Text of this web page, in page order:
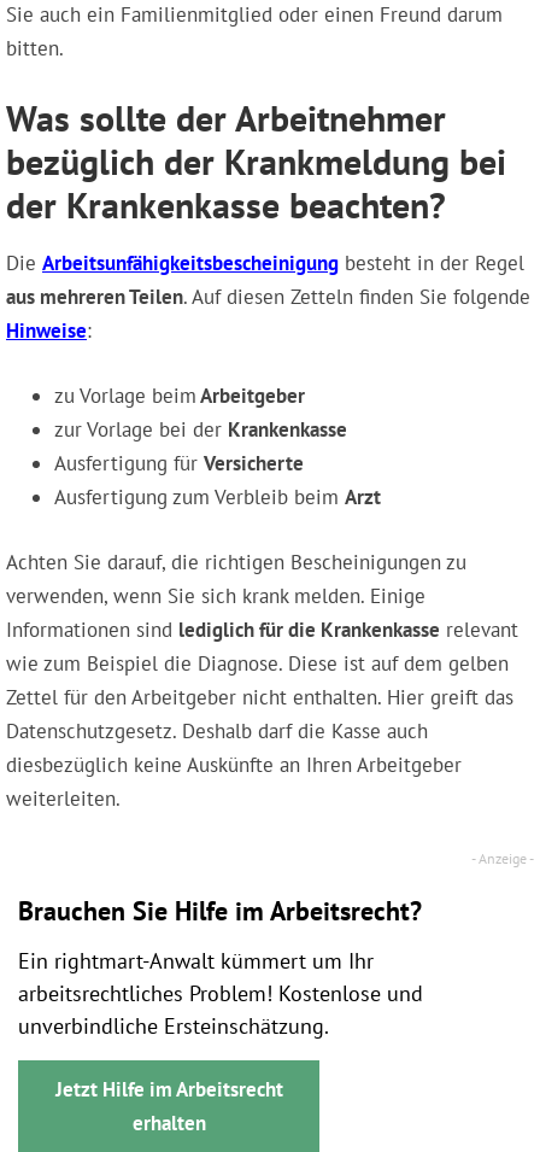
Sie auch ein Familienmitglied oder einen Freund darum
bitten.
Was sollte der Arbeitnehmer
bezüglich der Krankmeldung bei
der Krankenkasse beachten?
Die Arbeitsunfähigkeitsbescheinigung besteht in der Regel
aus mehreren Teilen. Auf diesen Zetteln finden Sie folgende
Hinweise:
zu Vorlage beimArbeitgeber
zur Vorlage bei der Krankenkasse
Ausfertigung für Versicherte
Ausfertigung zum Verbleib beim Arzt
Achten Sie darauf, die richtigen Bescheinigungen zu
verwenden, wenn Sie sich krank melden. Einige
Informationen sind lediglich für die Krankenkasse relevant
wie zum Beispiel die Diagnose. Diese ist auf dem gelben
Zettel für den Arbeitgeber nicht enthalten. Hier greift das
Datenschutzgesetz. Deshalb darf die Kasse auch
diesbezüglich keine Auskünfte an Ihren Arbeitgeber
weiterleiten.
Brauchen Sie Hilfe im Arbeitsrecht?
Ein rightmart-Anwalt kümmert um Ihr
arbeitsrechtliches Problem! Kostenlose und
unverbindliche Ersteinschätzung.
Jetzt Hilfe im Arbeitsrecht
erhalten